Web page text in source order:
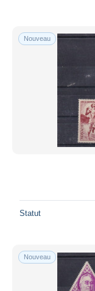
Nouveau
Statut
Nouveau